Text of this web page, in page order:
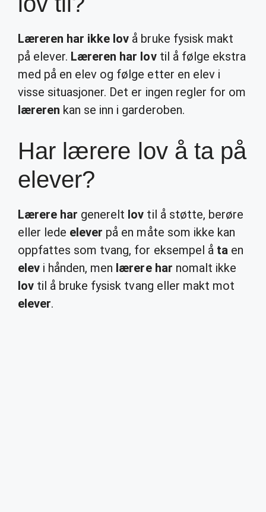
Læreren har ikke lov å bruke fysisk makt
på elever. Læreren har lovtil å følge ekstra
med på en elev og følge etter en elev i
visse situasjoner. Det er ingen regler for om
læreren kan se inn i garderoben.
Har lærere lov å ta på
elever?
Lærere har generelt lov til å støtte, berøre
eller lede elever på en måte som ikke kan
oppfattes som tvang, for eksempel å taen
elev i hånden, men lærere har nomalt ikke
lov til å bruke fysisk tvang eller makt mot
elever.